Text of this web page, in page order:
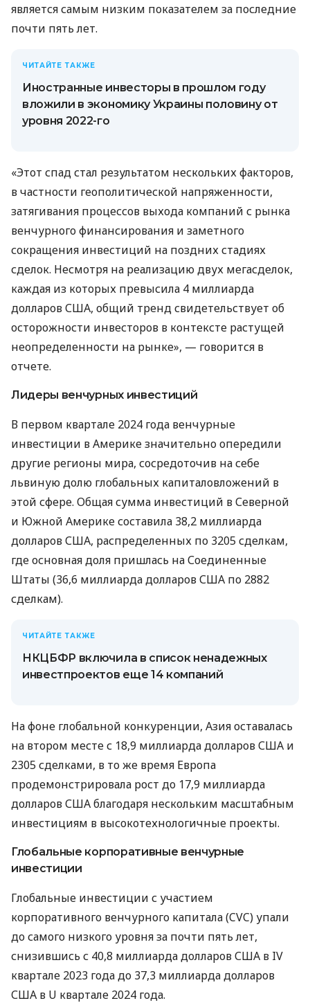
является самым низким показателем за последние
почти пять лет.
ЧИТАЙТЕ ТАКЖЕ
Иностранные инвесторы в прошлом году
вложили в экономику Украины половину от
уровня 2022-го
«Этот спад стал результатом нескольких факторов,
в частности геополитической напряженности,
затягивания процессов выхода компаний с рынка
венчурного финансирования и заметного
сокращения инвестиций на поздних стадиях
сделок. Несмотря на реализацию двух мегасделок,
каждая из которых превысила 4 миллиарда
долларов США, общий тренд свидетельствует об
осторожности инвесторов в контексте растущей
неопределенности на рынке», — говорится в
отчете.
Лидеры венчурных инвестиций
В первом квартале 2024 года венчурные
инвестиции в Америке значительно опередили
другие регионы мира, сосредоточив на себе
львиную долю глобальных капиталовложений в
этой сфере. Общая сумма инвестиций в Северной
и Южной Америке составила 38,2 миллиарда
долларов США, распределенных по 3205 сделкам,
где основная доля пришлась на Соединенные
Штаты (36,6 миллиарда долларов США по 2882
сделкам).
ЧИТАЙТЕ ТАКЖЕ
НКЦБФР включила в список ненадежных
инвестпроектов еще 14 компаний
На фоне глобальной конкуренции, Азия оставалась
на втором месте с 18,9 миллиарда долларов США и
2305 сделками, в то же время Европа
продемонстрировала рост до 17,9 миллиарда
долларов США благодаря нескольким масштабным
инвестициям в высокотехнологичные проекты.
Глобальные корпоративные венчурные
инвестиции
Глобальные инвестиции с участием
корпоративного венчурного капитала (CVC) упали
до самого низкого уровня за почти пять лет,
снизившись с 40,8 миллиарда долларов США в IV
квартале 2023 года до 37,3 миллиарда долларов
США в U квартале 2024 года.